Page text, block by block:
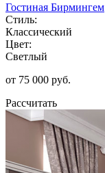
Гостиная Бирмингем
Стиль:
Классический
Цвет:
Светлый
от 75 000 руб.
Рассчитать